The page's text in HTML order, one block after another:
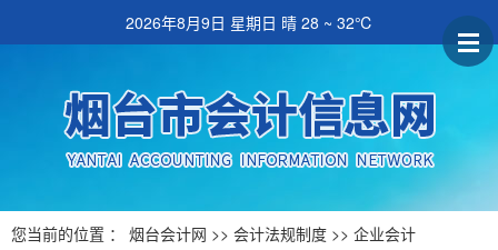
2026年8月9日 星期日 晴 28 ~ 32℃
您当前的位置 ： 烟台会计网 >> 会计法规制度 >> 企业会计